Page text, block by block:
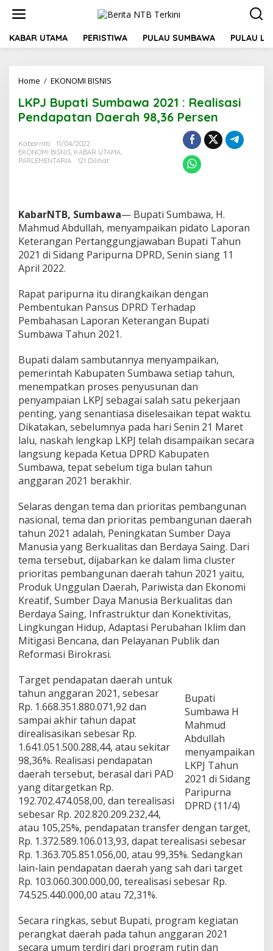
t
KABAR UTAMA PERISTIWA PULAU SUMBAWA PULAU
Home / EKONOMI BISNIS
P
J
B
a
m
b
a
w
a
2
1
:
R
e
l
s
a
s
i
e
n
d
a
p
a
a
n
D
a
e
r
a
h
9
,
3
6
r
s
e
n
LKPJ Bupati Sumbawa 2021 : Realisasi
Pendapatan Daerah 98,36 Persen
Kabarntb
11/04/2022
EKONOMI BISNIS, KABAR UTAMA,
PARLEMENTARIA
121 Dilihat
KabarNTB, Sumbawa— Bupati Sumbawa, H.
Mahmud Abdullah, menyampaikan pidato Laporan
Keterangan Pertanggungjawaban Bupati Tahun
2021 di Sidang Paripurna DPRD, Senin siang 11
April 2022.
Rapat paripurna itu dirangkaikan dengan
Pembentukan Pansus DPRD Terhadap
Pembahasan Laporan Keterangan Bupati
Sumbawa Tahun 2021.
Bupati dalam sambutannya menyampaikan,
pemerintah Kabupaten Sumbawa setiap tahun,
menempatkan proses penyusunan dan
penyampaian LKPJ sebagai salah satu pekerjaan
penting, yang senantiasa diselesaikan tepat waktu.
Dikatakan, sebelumnya pada hari Senin 21 Maret
lalu, naskah lengkap LKPJ telah disampaikan secara
langsung kepada Ketua DPRD Kabupaten
Sumbawa, tepat sebelum tiga bulan tahun
anggaran 2021 berakhir.
Selaras dengan tema dan prioritas pembangunan
nasional, tema dan prioritas pembangunan daerah
tahun 2021 adalah, Peningkatan Sumber Daya
Manusia yang Berkualitas dan Berdaya Saing. Dari
tema tersebut, dijabarkan ke dalam lima cluster
prioritas pembangunan daerah tahun 2021 yaitu,
Produk Unggulan Daerah, Pariwista dan Ekonomi
Kreatif, Sumber Daya Manusia Berkualitas dan
Berdaya Saing, Infrastruktur dan Konektivitas,
Lingkungan Hidup, Adaptasi Perubahan Iklim dan
Mitigasi Bencana, dan Pelayanan Publik dan
Reformasi Birokrasi.
Bupati
Sumbawa H
Mahmud
Abdullah
menyampaikan
LKPJ Tahun
2021 di Sidang
Paripurna
DPRD (11/4)
Target pendapatan daerah untuk
tahun anggaran 2021, sebesar
Rp. 1.668.351.880.071,92 dan
sampai akhir tahun dapat
direalisasikan sebesar Rp.
1.641.051.500.288,44, atau sekitar
98,36%. Realisasi pendapatan
daerah tersebut, berasal dari PAD
yang ditargetkan Rp.
192.702.474.058,00, dan terealisasi
sebesar Rp. 202.820.209.232,44,
atau 105,25%, pendapatan transfer dengan target,
Rp. 1.372.589.106.013,93, dapat terealisasi sebesar
Rp. 1.363.705.851.056,00, atau 99,35%. Sedangkan
lain-lain pendapatan daerah yang sah dari target
Rp. 103.060.300.000,00, terealisasi sebesar Rp.
74.525.440.000,00 atau 72,31%.
Secara ringkas, sebut Bupati, program kegiatan
perangkat daerah pada tahun anggaran 2021
secara umum terdiri dari program rutin dan